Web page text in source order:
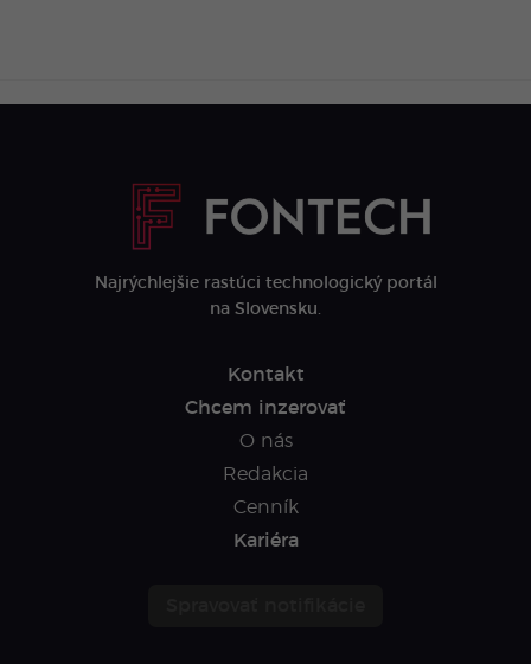
Najrýchlejšie rastúci technologický portál
na Slovensku.
Kontakt
Chcem inzerovať
O nás
Redakcia
Cenník
Kariéra